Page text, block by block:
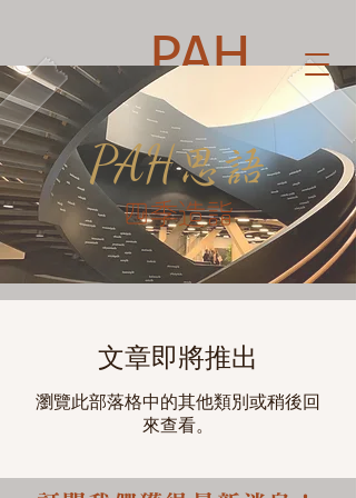
PAH
PAH思語
​四季造詣
文章即將推出
瀏覽此部落格中的其他類別或稍後回
來查看。